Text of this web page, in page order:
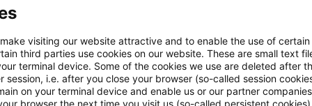
Sonderbetriebsvermögen und Begriff der
Mitunternehmerschaft
des § 122 Abs. 2 Nr. 1 AO bei
der Drei-Tages-Frist
Geschäfte zwischen verbundenen
visiting our website attractive and to enable the use of
third parties use cookies on our website. These are small text
terminal device. Some of the cookies we use are deleted after
session, i.e. after you close your browser (so-called session
on your terminal device and enable us or our partner
browser the next time you visit us (so-called persistent